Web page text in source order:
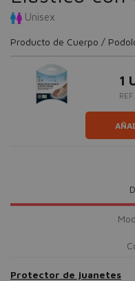
Unisex
Producto de Cuerpo /
1
Protector de juanetes